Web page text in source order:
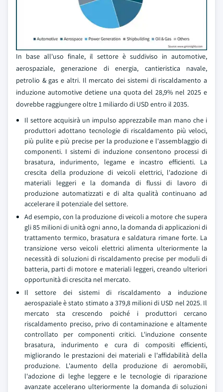
In base all'uso finale, il settore è suddiviso in automotive,
aerospaziale, generazione di energia, cantieristica navale,
petrolio & gas e altri. Il mercato dei sistemi di riscaldamento a
induzione automotive detiene una quota del 28,9% nel 2025 e
dovrebbe raggiungere oltre 1 miliardo di USD entro il 2035.
Il settore acquisirà un impulso apprezzabile man mano che i
produttori adottano tecnologie di riscaldamento più veloci,
più pulite e più precise per la produzione e l'assemblaggio di
componenti. I sistemi di induzione consentono processi di
brasatura, indurimento, legame e incastro efficienti. La
crescita della produzione di veicoli elettrici, l'adozione di
materiali leggeri e la domanda di flussi di lavoro di
produzione automatizzati e di alta qualità continuano ad
accelerare il potenziale del settore.
Ad esempio, con la produzione di veicoli a motore che supera
gli 85 milioni di unità ogni anno, la domanda di applicazioni di
trattamento termico, brasatura e saldatura rimane forte. La
transizione verso veicoli elettrici alimenta ulteriormente la
necessità di soluzioni di riscaldamento precise per moduli di
batteria, parti di motore e materiali leggeri, creando ulteriori
opportunità di crescita nel mercato.
Il settore dei sistemi di riscaldamento a induzione
aerospaziale è stato stimato a 379,8 milioni di USD nel 2025. Il
mercato sta crescendo poiché i produttori cercano
riscaldamento preciso, privo di contaminazione e altamente
controllato per componenti critici. L'induzione consente
brasatura, indurimento e cura di compositi efficienti,
migliorando le prestazioni dei materiali e l'affidabilità della
produzione. L'aumento della produzione di aeromobili,
l'adozione di leghe leggere e le tecnologie di riparazione
avanzate accelerano ulteriormente la domanda di soluzioni